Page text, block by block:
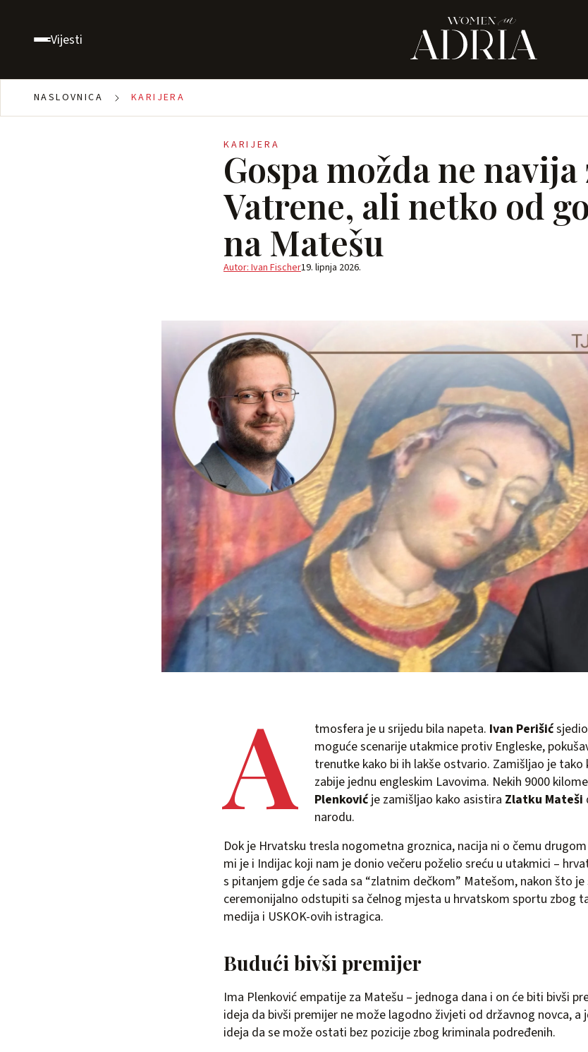
Vijesti
NASLOVNICA KARIJERA
KARIJERA
Gospa možda ne navija
Vatrene, ali netko od
na Matešu
Autor: Ivan Fischer19. lipnja 2026.
A tmosfera je u srijedu bila napeta. Ivan Perišić
moguće scenarije utakmice protiv Engleske,
trenutke kako bi ih lakše ostvario. Zamišljao je tako
zabije jednu engleskim Lavovima. Nekih 9000
Plenkovićje zamišljao kako asistira Zlatku Mateši
narodu.
Dok je Hrvatsku tresla nogometna groznica, nacija ni o čemu
mi je i Indijac koji nam je donio večeru poželio sreću u utakmici –
s pitanjem gdje će sada sa “zlatnim dečkom” Matešom, nakon što
ceremonijalno odstupiti sa čelnog mjesta u hrvatskom sportu zbog
medija i USKOK-ovih istragica.
Budući bivši premijer
Ima Plenković empatije za Matešu – jednoga dana i on će biti bivši
ideja da bivši premijer ne može lagodno živjeti od državnog novca, a
ideja da se može ostati bez pozicije zbog kriminala podređenih.